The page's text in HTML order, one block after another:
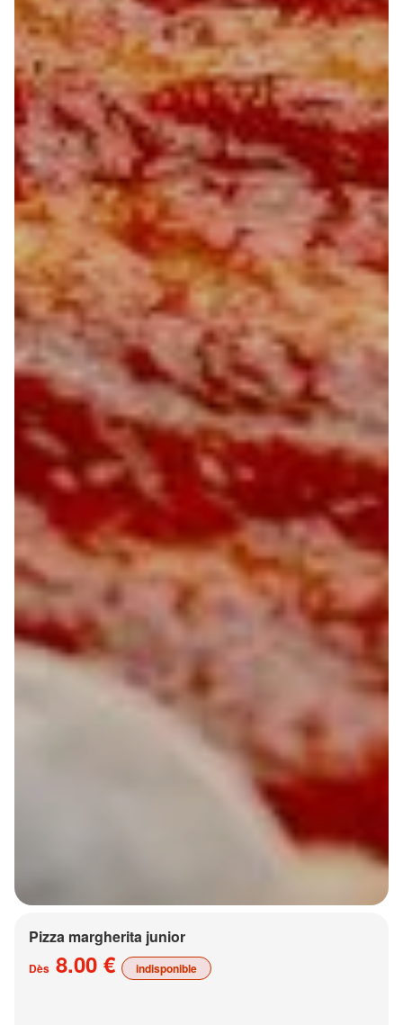
Pizza margherita junior
Dès 8.00 € indisponible